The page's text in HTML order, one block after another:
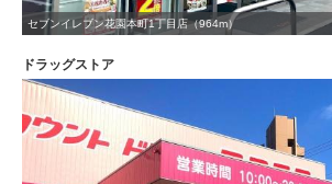
セブンイレブン花園本町1丁目店（964m）
ドラッグストア